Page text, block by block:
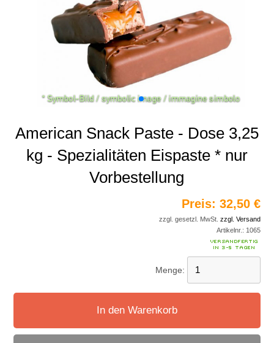
American Snack Paste - Dose 3,25
kg - Spezialitäten Eispaste * nur
Vorbestellung
Preis: 32,50 €
zzgl. gesetzl. MwSt. zzgl. Versand
Artikelnr.: 1065
Menge:
In den Warenkorb